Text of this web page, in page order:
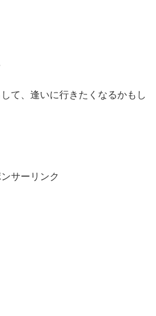
て、逢いに行きたくなるかもし
サーリンク